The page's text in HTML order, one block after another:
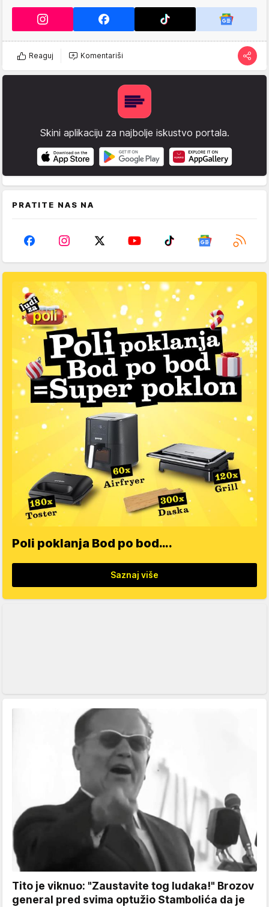
Reaguj Komentariši
Skini aplikaciju za najbolje iskustvo portala.
PRATITE NAS NA
Poli poklanja Bod po bod….
Saznaj više
Tito je viknuo: "Zaustavite tog ludaka!" Brozov
general pred svima optužio Stambolića da je